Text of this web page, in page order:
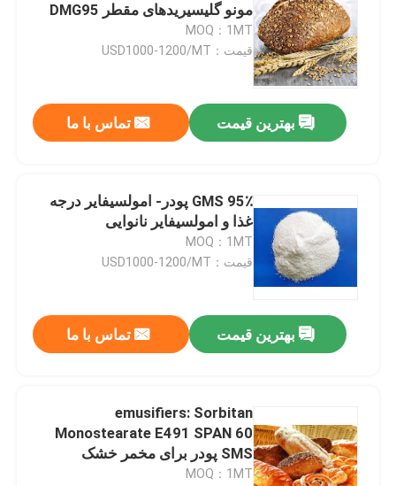
صفحه اصلی
فیلم های
درباره ما
کنترل کیفیت
مونو گلیسیریدهای مقطر DMG95
MOQ：1MT
قیمت：USD1000-1200/MT
بهترین قیمت تماس با ما
GMS 95٪ پودر- امولسیفایر درجه
غذا و امولسیفایر نانوایی
MOQ：1MT
قیمت：USD1000-1200/MT
بهترین قیمت تماس با ما
emusifiers: Sorbitan
Monostearate E491 SPAN 60
SMS پودر برای مخمر خشک
MOQ：1MT